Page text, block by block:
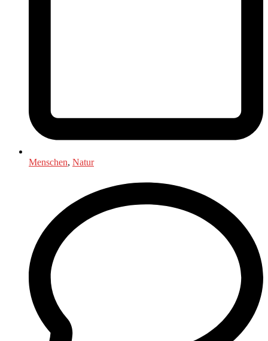
Menschen, Natur